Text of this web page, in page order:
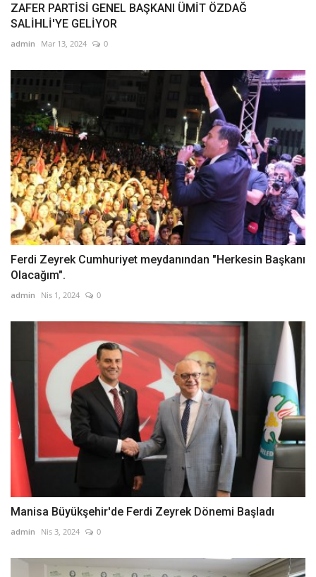
ZAFER PARTİSİ GENEL BAŞKANI ÜMİT ÖZDAĞ
SALİHLİ'YE GELİYOR
admin Mar 13, 2024 0
Ferdi Zeyrek Cumhuriyet meydanından "Herkesin Başkanı
Olacağım".
admin Nis 1, 2024 0
Manisa Büyükşehir'de Ferdi Zeyrek Dönemi Başladı
admin Nis 3, 2024 0